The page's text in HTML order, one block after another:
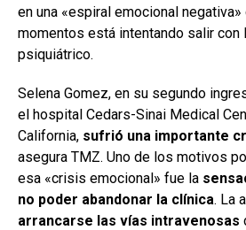
en una «espiral emocional
momentos está intentando salir con
psiquiátrico.
Selena Gomez, en su segundo
el hospital Cedars-Sinai Medical
California, sufrió una importante
asegura TMZ. Uno de los motivos
esa «crisis emocional» fue la
no poder abandonar la clínica. La
arrancarse las vías intravenosas